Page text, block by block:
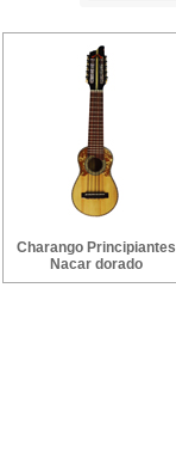
Charango Principiantes
Nacar dorado